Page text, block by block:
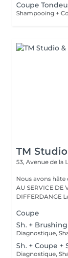
Coupe
Shampooing +
TM
53, Avenue de la
Nous avons hâte de vous
AU SERVICE DE
Coupe
Sh. + Brushing
Sh. + Coupe +